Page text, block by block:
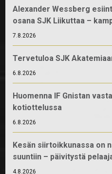
Alexander Wessberg
osana SJK Liikuttaa –
7.8.2026
Tervetuloa SJK
6.8.2026
Huomenna IF Gnistan
kotiottelussa
6.8.2026
Kesän siirtoikkunassa on
suuntiin – päivitystä
4.8.2026